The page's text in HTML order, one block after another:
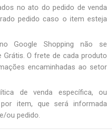
no ato do pedido de venda
pedido caso o item esteja
Google Shopping não se
Grátis. O frete de cada produto
encaminhadas ao setor
de venda específica, ou
item, que será informada
ou pedido.